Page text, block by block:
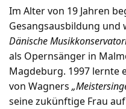
Im Alter von 19 Jahren
Gesangsausbildung und
Dänische
als Opernsänger in
Magdeburg. 1997 lernte
von Wagners
seine zukünftige Frau